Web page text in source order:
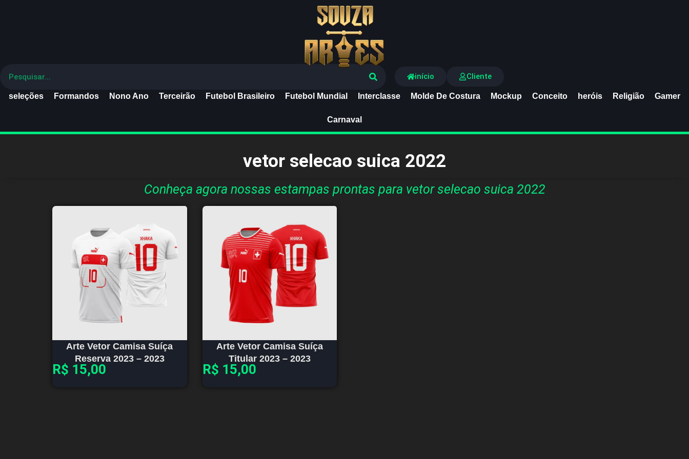
seleções Formandos Nono Ano Terceirão Futebol Brasileiro Futebol Mundial Interclasse Molde De Costura Mockup Conceito heróis Religião Gamer
Carnaval
início Cliente
vetor selecao suica 2022
Conheça agora nossas estampas prontas para vetor selecao suica 2022
Arte Vetor Camisa Suíça
Reserva 2023 – 2023
R$ 15,00
Arte Vetor Camisa Suíça
Titular 2023 – 2023
R$ 15,00